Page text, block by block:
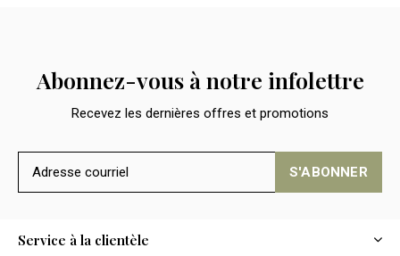
Abonnez-vous à notre infolettre
Recevez les dernières offres et promotions
S'ABONNER
Service à la clientèle